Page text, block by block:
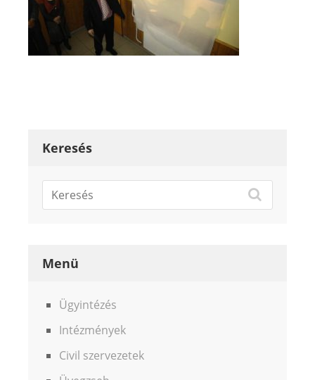
Keresés
Menü
Ügyintézés
Intézmények
Civil szervezetek